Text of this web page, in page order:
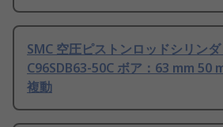
SMC 空圧ピストンロッドシリン
C96SDB63-50C ボア：63 mm 50
複動